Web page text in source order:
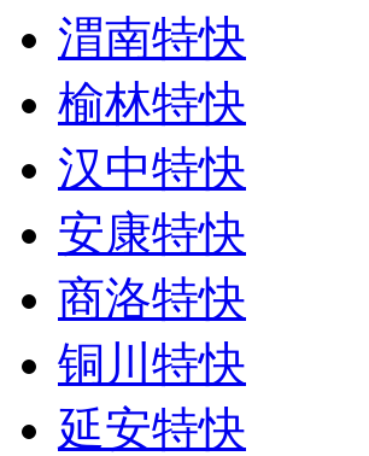
渭南特快
榆林特快
汉中特快
安康特快
商洛特快
铜川特快
延安特快